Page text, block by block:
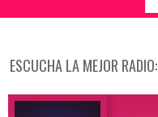
ESCUCHA LA MEJOR RADIO: